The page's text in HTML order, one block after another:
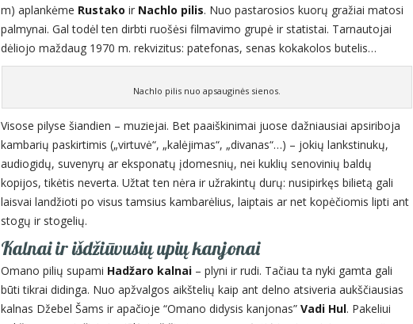
m) aplankėme Rustako ir Nachlo pilis. Nuo pastarosios kuorų gražiai matosi
palmynai. Gal todėl ten dirbti ruošėsi filmavimo grupė ir statistai. Tarnautojai
dėliojo maždaug 1970 m. rekvizitus: patefonas, senas kokakolos butelis…
Nachlo pilis nuo apsauginės sienos.
Visose pilyse šiandien – muziejai. Bet paaiškinimai juose dažniausiai apsiriboja
kambarių paskirtimis („virtuvė“, „kalėjimas“, „divanas“…) – jokių lankstinukų,
audiogidų, suvenyrų ar eksponatų įdomesnių, nei kuklių senovinių baldų
kopijos, tikėtis neverta. Užtat ten nėra ir užrakintų durų: nusipirkęs bilietą gali
laisvai landžioti po visus tamsius kambarėlius, laiptais ar net kopėčiomis lipti ant
stogų ir stogelių.
Kalnai ir išdžiūvusių upių kanjonai
Omano pilių supami Hadžaro kalnai – plyni ir rudi. Tačiau ta nyki gamta gali
būti tikrai didinga. Nuo apžvalgos aikštelių kaip ant delno atsiveria aukščiausias
kalnas Džebel Šams ir apačioje “Omano didysis kanjonas” Vadi Hul. Pakeliui